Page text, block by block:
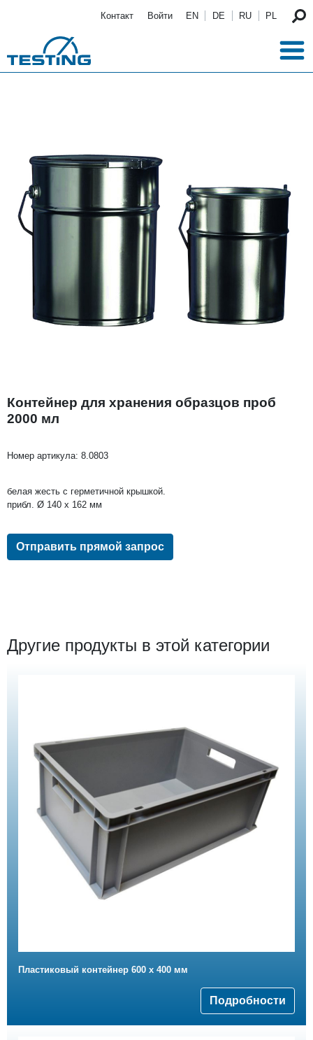
Контакт Войти EN DE RU PL
Контейнер для хранения образцов проб
2000 мл
Номер артикула: 8.0803
белая жесть с герметичной крышкой.
прибл. Ø 140 x 162 мм
Отправить прямой запрос
Другие продукты в этой категории
Пластиковый контейнер 600 x 400 мм
Подробности